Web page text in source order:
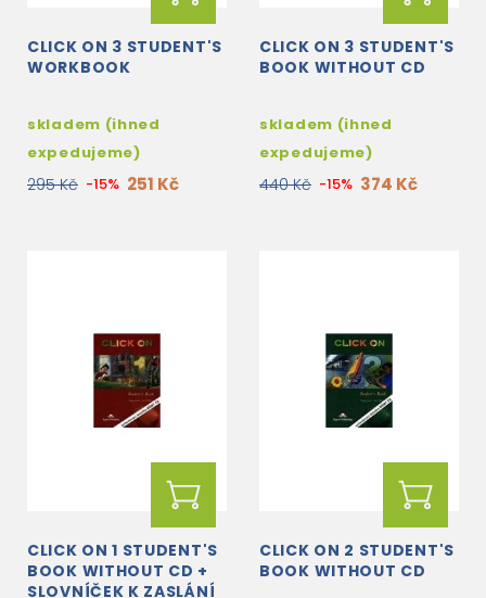
CLICK ON 3 STUDENT'S
WORKBOOK
skladem (ihned
expedujeme)
295 Kč -15% 251 Kč
CLICK ON 3 STUDENT'S
BOOK WITHOUT CD
skladem (ihned
expedujeme)
440 Kč -15% 374 Kč
CLICK ON 1 STUDENT'S
BOOK WITHOUT CD +
SLOVNÍČEK K ZASLÁNÍ
CLICK ON 2 STUDENT'S
BOOK WITHOUT CD